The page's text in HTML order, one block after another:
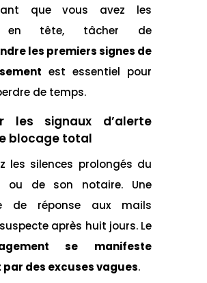
que vous avez les
en tête, tâcher de
les premiers signes de
est essentiel pour
de temps.
les signaux d’alerte
blocage total
les silences prolongés du
ou de son notaire. Une
de réponse aux mails
après huit jours. Le
se manifeste
des excuses vagues.